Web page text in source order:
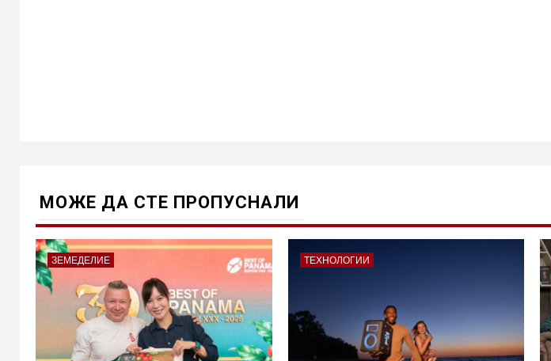
МОЖE ДА СТЕ ПРОПУСНАЛИ
ЗЕМЕДЕЛИЕ ТЕХНОЛОГИИ